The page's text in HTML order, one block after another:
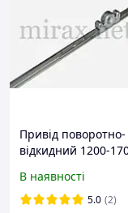
Привід поворотно-
відкидний 1200-
В наявності
5.0 (2)